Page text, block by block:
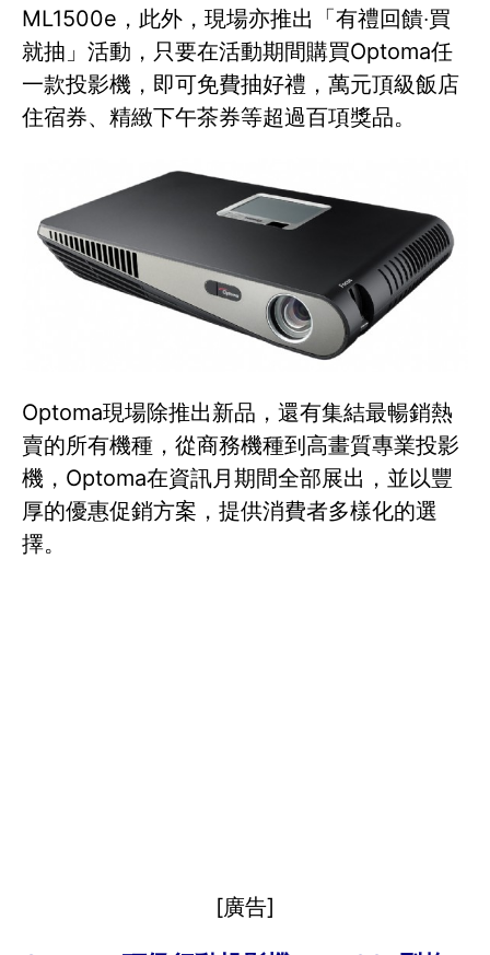
ML1500e，此外，現場亦推出「有禮回饋‧買
就抽」活動，只要在活動期間購買Optoma任
一款投影機，即可免費抽好禮，萬元頂級飯店
住宿券、精緻下午茶券等超過百項獎品。
Optoma現場除推出新品，還有集結最暢銷熱
賣的所有機種，從商務機種到高畫質專業投影
機，Optoma在資訊月期間全部展出，並以豐
厚的優惠促銷方案，提供消費者多樣化的選
擇。
[廣告]